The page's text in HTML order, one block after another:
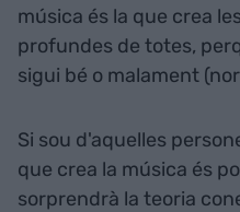
música és la que crea
profundes de totes,
sigui bé o malament
Si sou d'aquelles
que crea la música és
sorprendrà la teoria